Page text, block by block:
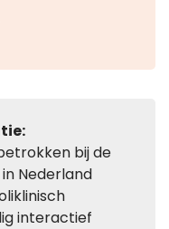
bij de
Nederland
interactief